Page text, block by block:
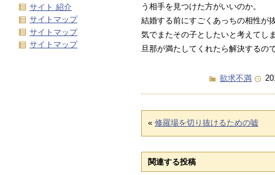
う相手を見つけた方がいいのか。
結婚する前にすごくあっちの相性が
気でまたその子としたいと考えてし
旦那が満たしてくれたら解決するの
欲求不満
« 修羅場を切り抜けるための嘘
関連する投稿
サイト 紹介
サイトマップ
サイトマップ
サイトマップ